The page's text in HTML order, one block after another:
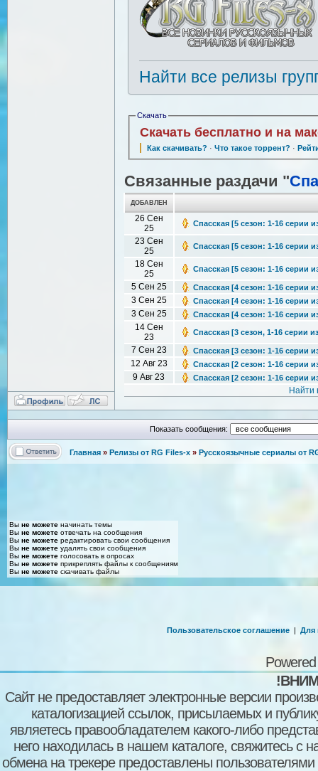
Найти все релизы
Скачать
Скачать бесплатно и на
Как скачивать? · Что такое торрент? ·
Связанные раздачи "
ДОБАВЛЕН
26 Сен
25
Спасская [5 сезон: 1-16 серии
23 Сен
25
Спасская [5 сезон: 1-16 серии
18 Сен
25
Спасская [5 сезон: 1-16 серии
5 Сен 25 Спасская [4 сезон: 1-16 серии
3 Сен 25 Спасская [4 сезон: 1-16 серии
3 Сен 25 Спасская [4 сезон: 1-16 серии
14 Сен
23
Спасская [3 сезон, 1-16 серии
7 Сен 23 Спасская [3 сезон: 1-16 серии
12 Авг 23 Спасская [2 сезон: 1-16 серии
9 Авг 23 Спасская [2 сезон: 1-16 серии
Найти
Показать сообщения:
Главная » Релизы от RG Files-x » Русскоязычные сериалы от
Вы не можете начинать темы
Вы не можете отвечать на сообщения
Вы не можете редактировать свои сообщения
Вы не можете удалять свои сообщения
Вы не можете голосовать в опросах
Вы не можете прикреплять файлы к сообщениям
Вы не можете скачивать файлы
Пользовательское соглашение | Для
Сайт не предоставляет электронные версии
каталогизацией ссылок, присылаемых и
являетесь правообладателем какого-либо
него находилась в нашем каталоге, свяжитесь
обмена на трекере предоставлены пользователями